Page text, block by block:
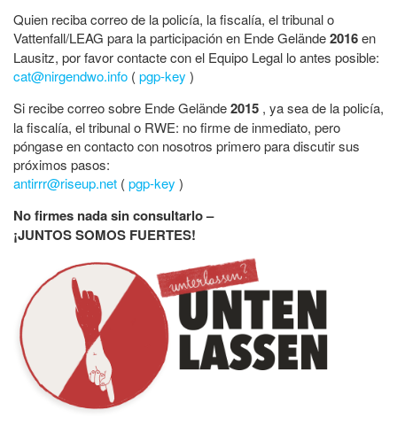
Quien reciba correo de la policía, la fiscalía, el tribunal o
Vattenfall/LEAG para la participación en Ende Gelände2016en
Lausitz, por favor contacte con el Equipo Legal lo antes posible:
cat@nirgendwo.info (pgp-key )
Si recibe correo sobre Ende Gelände2015 , ya sea de la policía,
la fiscalía, el tribunal o RWE: no firme de inmediato, pero
póngase en contacto con nosotros primero para discutir sus
próximos pasos:
antirrr@riseup.net (pgp-key )
No firmes nada sin consultarlo –
¡JUNTOS SOMOS FUERTES!